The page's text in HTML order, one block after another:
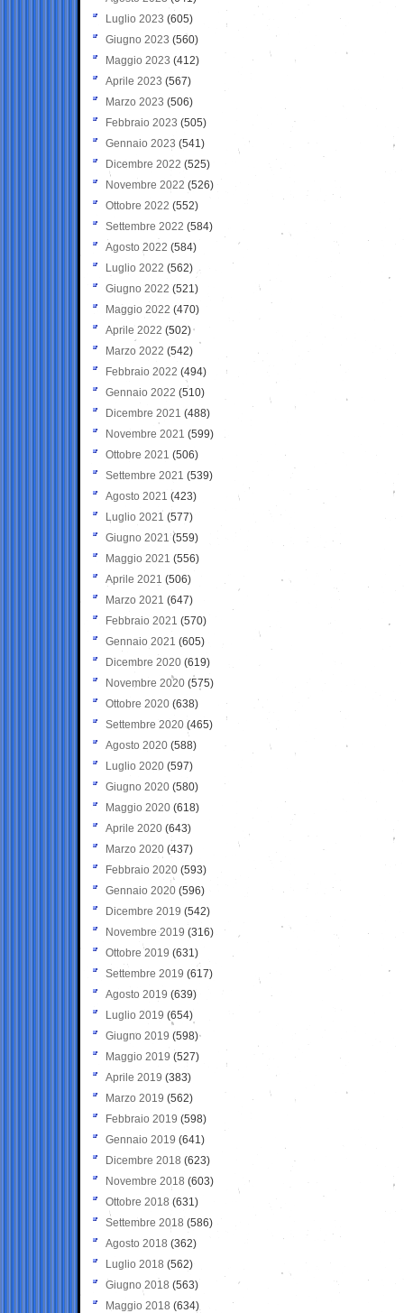
Luglio 2023 (605)
Giugno 2023 (560)
Maggio 2023 (412)
Aprile 2023 (567)
Marzo 2023 (506)
Febbraio 2023 (505)
Gennaio 2023 (541)
Dicembre 2022 (525)
Novembre 2022 (526)
Ottobre 2022 (552)
Settembre 2022 (584)
Agosto 2022 (584)
Luglio 2022 (562)
Giugno 2022 (521)
Maggio 2022 (470)
Aprile 2022 (502)
Marzo 2022 (542)
Febbraio 2022 (494)
Gennaio 2022 (510)
Dicembre 2021 (488)
Novembre 2021 (599)
Ottobre 2021 (506)
Settembre 2021 (539)
Agosto 2021 (423)
Luglio 2021 (577)
Giugno 2021(559)
Maggio 2021 (556)
Aprile 2021 (506)
Marzo 2021 (647)
Febbraio 2021 (570)
Gennaio 2021 (605)
Dicembre 2020 (619)
Novembre 2020 (575)
Ottobre 2020 (638)
Settembre 2020(465)
Agosto 2020 (588)
Luglio 2020 (597)
Giugno 2020 (580)
Maggio 2020 (618)
Aprile 2020 (643)
Marzo 2020 (437)
Febbraio 2020 (593)
Gennaio 2020 (596)
Dicembre 2019 (542)
Novembre 2019 (316)
Ottobre 2019 (631)
Settembre 2019 (617)
Agosto 2019 (639)
Luglio 2019 (654)
Giugno 2019 (598)
Maggio 2019 (527)
Aprile 2019 (383)
Marzo 2019 (562)
Febbraio 2019 (598)
Gennaio 2019 (641)
Dicembre 2018 (623)
Novembre 2018 (603)
Ottobre 2018 (631)
Settembre 2018 (586)
Agosto 2018 (362)
Luglio 2018 (562)
Giugno 2018 (563)
Maggio 2018 (634)